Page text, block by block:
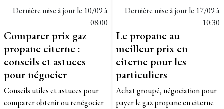
Dernière mise à jour le 10/09 à
08:00
Comparer prix gaz
propane citerne :
conseils et astuces
pour négocier
Conseils utiles et astuces pour
comparer obtenir ou renégocier
Dernière mise à jour le 17/09 à
10:30
Le propane au
meilleur prix en
citerne pour les
particuliers
Achat groupé, négociation pour
payer le gaz propane en citerne